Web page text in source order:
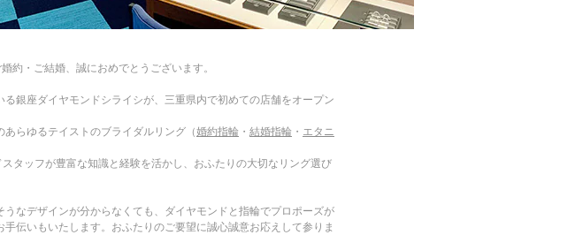
約・ご結婚、誠におめでとうございます。
銀座ダイヤモンドシライシが、三重県内で初めての店舗をオープン
らゆるテイストのブライダルリング（婚約指輪 ・ 結婚指輪 ・ エタニ
タッフが豊富な知識と経験を活かし、おふたりの大切なリング選び
なデザインが分からなくても、ダイヤモンドと指輪でプロポーズが
伝いもいたします。おふたりのご要望に誠心誠意お応えして参りま